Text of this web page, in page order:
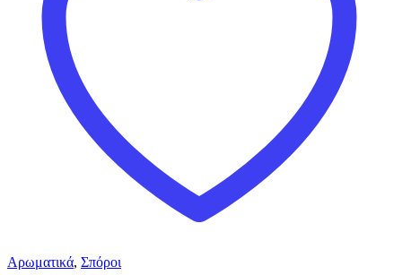
Αρωματικά, Σπόροι